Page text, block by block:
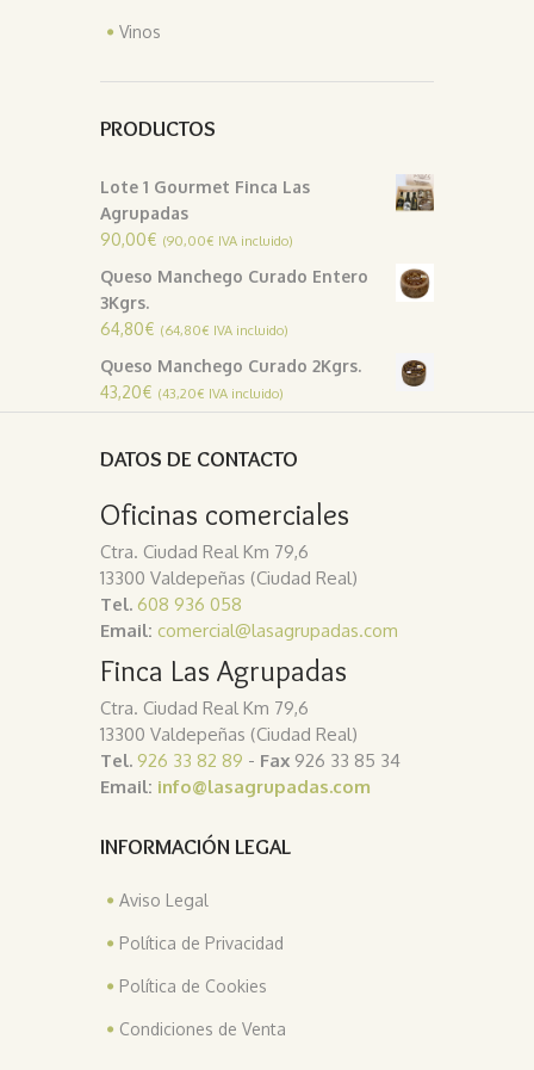
Vinos
PRODUCTOS
Lote 1 Gourmet Finca Las
Agrupadas
90,00€ (90,00€ IVA incluido)
Queso Manchego Curado Entero
3Kgrs.
64,80€ (64,80€ IVA incluido)
Queso Manchego Curado 2Kgrs.
43,20€ (43,20€ IVA incluido)
DATOS DE CONTACTO
Oficinas comerciales
Ctra. Ciudad Real Km 79,6
13300 Valdepeñas (Ciudad Real)
Tel. 608 936 058
Email: comercial@lasagrupadas.com
Finca Las Agrupadas
Ctra. Ciudad Real Km 79,6
13300 Valdepeñas (Ciudad Real)
Tel. 926 33 82 89 - Fax 926 33 85 34
Email: info@lasagrupadas.com
INFORMACIÓN LEGAL
Aviso Legal
Política de Privacidad
Política de Cookies
Condiciones de Venta